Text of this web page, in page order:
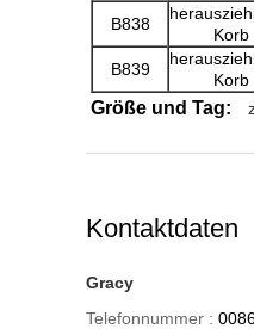
B838
Korb
B839
Korb
Größe und Tag:
Kontaktdaten
Gracy
Telefonnummer :